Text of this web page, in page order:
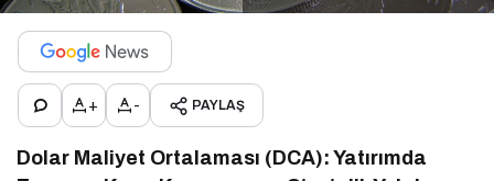
+ - PAYLAŞ
Dolar Maliyet Ortalaması (DCA): Yatırımda